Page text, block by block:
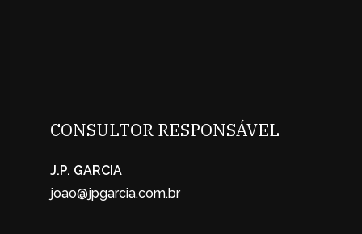
CONSULTOR RESPONSÁVEL
J.P. GARCIA
joao@jpgarcia.com.br